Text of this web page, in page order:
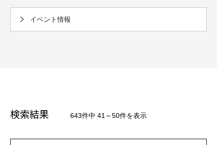
イベント情報
検索結果 643件中 41～50件を表示